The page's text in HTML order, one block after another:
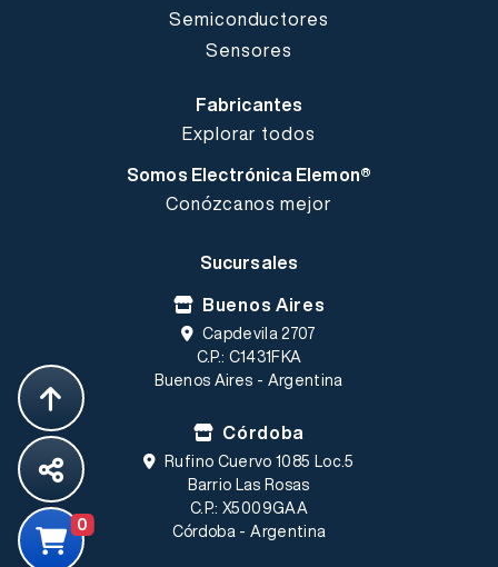
Semiconductores
Sensores
Fabricantes
Explorar todos
Somos Electrónica Elemon®
Conózcanos mejor
Sucursales
Buenos Aires
Capdevila 2707
C.P.: C1431FKA
Buenos Aires - Argentina
Córdoba
Rufino Cuervo 1085 Loc.5
Barrio Las Rosas
C.P.: X5009GAA
Córdoba - Argentina
0